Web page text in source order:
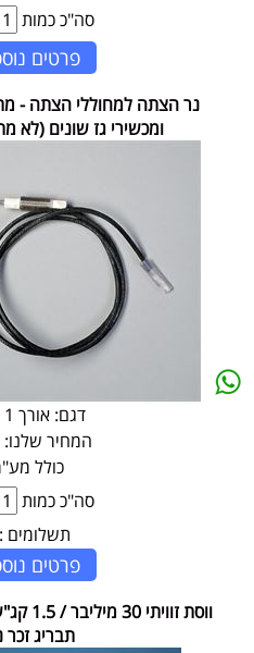
סה"כ כמות
פרטים
נר הצתה למחוללי הצתה -
ומכשירי גז שונים (לא
דגם: אורך 1 מטר
המחיר שלנו:
כולל
סה"כ כמות
תשלומים :
פרטים
תבריג